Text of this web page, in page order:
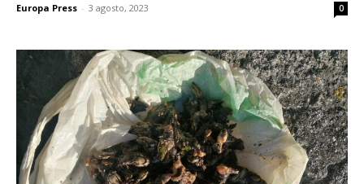
Europa Press - 3 agosto, 2023 0